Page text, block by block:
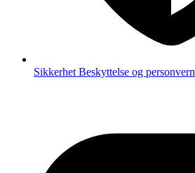
Sikkerhet Beskyttelse og personvern